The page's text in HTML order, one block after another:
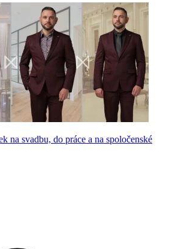
na svadbu, do práce a na spoločenské